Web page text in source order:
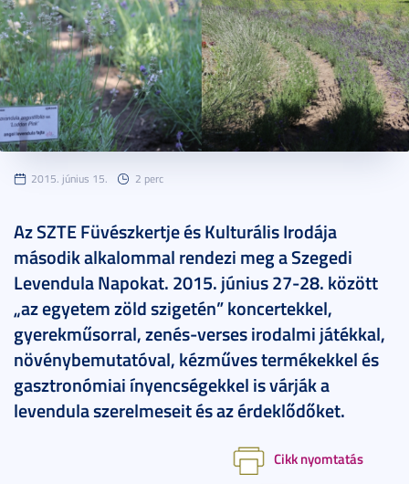
2015. június 15. 2 perc
Az SZTE Füvészkertje és Kulturális Irodája
második alkalommal rendezi meg a Szegedi
Levendula Napokat. 2015. június 27-28. között
„az egyetem zöld szigetén” koncertekkel,
gyerekműsorral, zenés-verses irodalmi játékkal,
növénybemutatóval, kézműves termékekkel és
gasztronómiai ínyencségekkel is várják a
levendula szerelmeseit és az érdeklődőket.
Cikk nyomtatás